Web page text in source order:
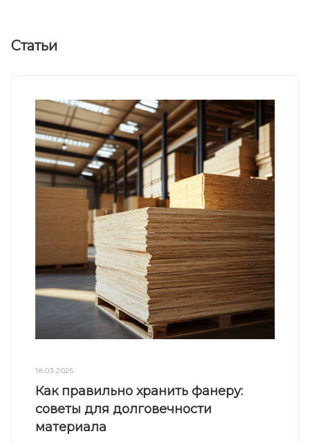
Статьи
18.03.2025
Как правильно хранить фанеру:
советы для долговечности
материала